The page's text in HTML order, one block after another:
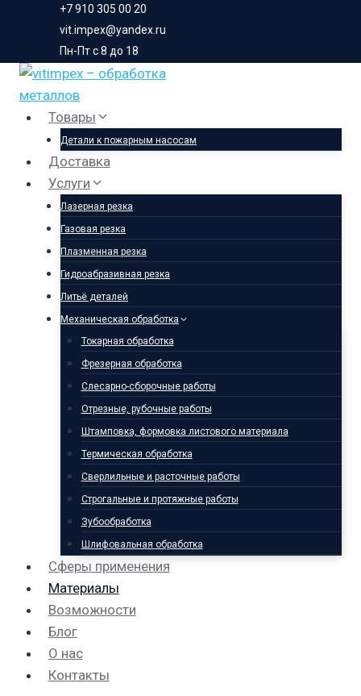
+7 910 305 00 20
vit.impex@yandex.ru
Пн-Пт с 8 до 18
Товары
Детали к пожарным насосам
Доставка
Услуги
Лазерная резка
Газовая резка
Плазменная резка
Гидроабразивная резка
Литьё деталей
Механическая обработка
Токарная обработка
Фрезерная обработка
Слесарно-сборочные работы
Отрезные, рубочные работы
Штамповка, формовка листового материала
Термическая обработка
Сверлильные и расточные работы
Строгальные и протяжные работы
Зубообработка
Шлифовальная обработка
Сферы применения
Материалы
Возможности
Блог
О нас
Контакты